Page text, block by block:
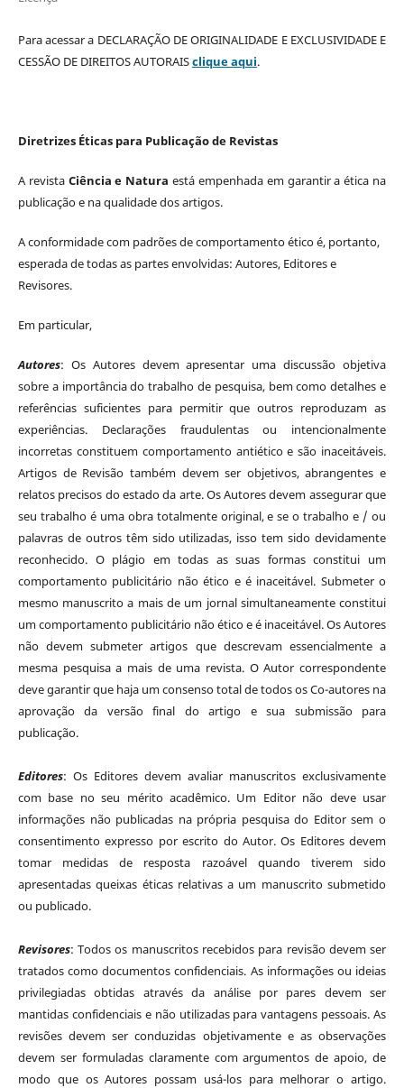
Para acessar a DECLARAÇÃO DE ORIGINALIDADE E EXCLUSIVIDADE E
CESSÃO DE DIREITOS AUTORAISclique aqui.
Diretrizes Éticas para Publicação de Revistas
A revistaCiência e Natura está empenhada em garantir a ética na
publicação e na qualidade dos artigos.
A conformidade com padrões de comportamento ético é, portanto,
esperada de todas as partes envolvidas: Autores, Editores e
Revisores.
Em particular,
Autores: Os Autores devem apresentar uma discussão objetiva
sobre a importância do trabalho de pesquisa, bem como detalhes e
referências suficientes para permitir que outros reproduzam as
experiências. Declarações fraudulentas ou intencionalmente
incorretas constituem comportamento antiético e são inaceitáveis.
Artigos de Revisão também devem ser objetivos, abrangentes e
relatos precisos do estado da arte. Os Autores devem assegurar que
seu trabalho é uma obra totalmente original, e se o trabalho e / ou
palavras de outros têm sido utilizadas, isso tem sido devidamente
reconhecido. O plágio em todas as suas formas constitui um
comportamento publicitário não ético e é inaceitável. Submeter o
mesmo manuscrito a mais de um jornal simultaneamente constitui
um comportamento publicitário não ético e é inaceitável. Os Autores
não devem submeter artigos que descrevam essencialmente a
mesma pesquisa a mais de uma revista. O Autor correspondente
deve garantir que haja um consenso total de todos os Co-autores na
aprovação da versão final do artigo e sua submissão para
publicação.
Editores: Os Editores devem avaliar manuscritos exclusivamente
com base no seu mérito acadêmico. Um Editor não deve usar
informações não publicadas na própria pesquisa do Editor sem o
consentimento expresso por escrito do Autor. Os Editores devem
tomar medidas de resposta razoável quando tiverem sido
apresentadas queixas éticas relativas a um manuscrito submetido
ou publicado.
Revisores: Todos os manuscritos recebidos para revisão devem ser
tratados como documentos confidenciais. As informações ou ideias
privilegiadas obtidas através da análise por pares devem ser
mantidas confidenciais e não utilizadas para vantagens pessoais. As
revisões devem ser conduzidas objetivamente e as observações
devem ser formuladas claramente com argumentos de apoio, de
modo que os Autores possam usá-los para melhorar o artigo.